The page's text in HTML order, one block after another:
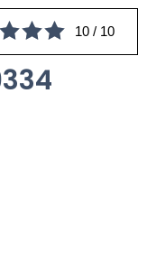
10 / 10